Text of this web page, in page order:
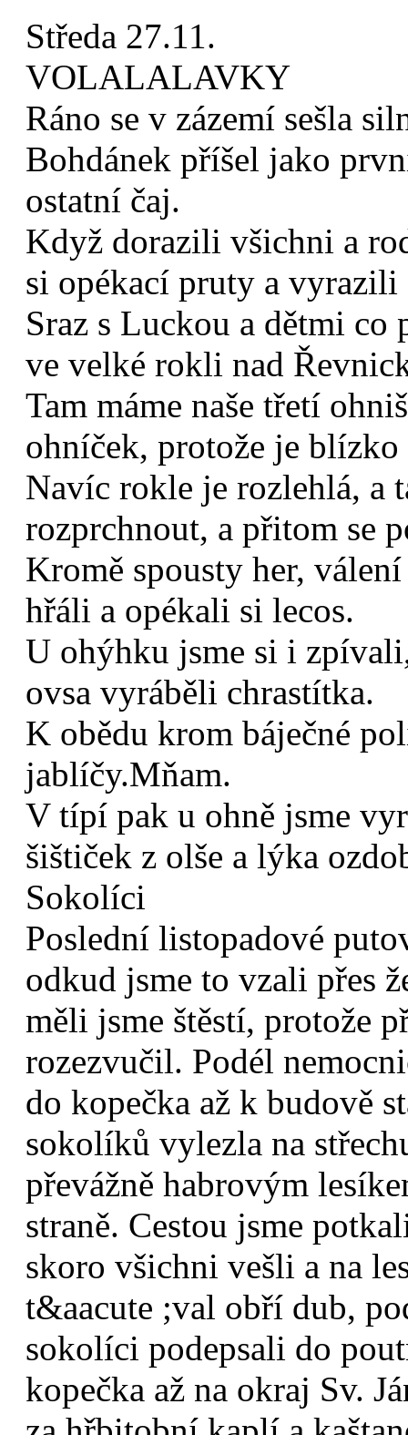
Středa 27.11.
VOLALALAVKY
Ráno se v zázemí sešla
Bohdánek příšel jako
ostatní čaj.
Když dorazili všichni a
si opékací pruty a vyrazili
Sraz s Luckou a dětmi
ve velké rokli nad
Tam máme naše třetí
ohníček, protože je
Navíc rokle je rozlehlá, a
rozprchnout, a přitom se
Kromě spousty her,
hřáli a opékali si lecos.
U ohýhku jsme si i
ovsa vyráběli chrastítka.
K obědu krom báječné
jablíčy.Mňam.
V típí pak u ohně jsme
šištiček z olše a lýka
Sokolíci
Poslední listopadové
odkud jsme to vzali přes
měli jsme štěstí, protože
rozezvučil. Podél
do kopečka až k budově
sokolíků vylezla na
převážně habrovým
straně. Cestou jsme
skoro všichni vešli a na
t&aacute ;val obří dub,
sokolíci podepsali do
kopečka až na okraj Sv.